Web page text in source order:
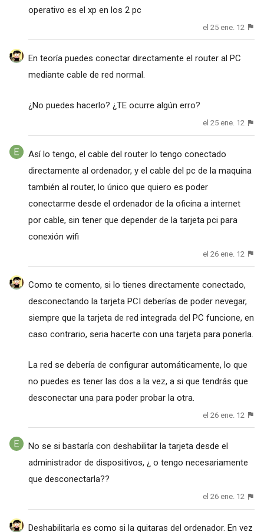
operativo es el xp en los 2 pc
el 25 ene. 12
En teoría puedes conectar directamente el router al PC
mediante cable de red normal.
¿No puedes hacerlo? ¿TE ocurre algún erro?
el 25 ene. 12
Así lo tengo, el cable del router lo tengo conectado
directamente al ordenador, y el cable del pc de la maquina
también al router, lo único que quiero es poder
conectarme desde el ordenador de la oficina a internet
por cable, sin tener que depender de la tarjeta pci para
conexión wifi
el 26 ene. 12
Como te comento, si lo tienes directamente conectado,
desconectando la tarjeta PCI deberías de poder nevegar,
siempre que la tarjeta de red integrada del PC funcione, en
caso contrario, seria hacerte con una tarjeta para ponerla.
La red se debería de configurar automáticamente, lo que
no puedes es tener las dos a la vez, a si que tendrás que
desconectar una para poder probar la otra.
el 26 ene. 12
No se si bastaría con deshabilitar la tarjeta desde el
administrador de dispositivos, ¿ o tengo necesariamente
que desconectarla??
el 26 ene. 12
Deshabilitarla es como si la quitaras del ordenador. En vez